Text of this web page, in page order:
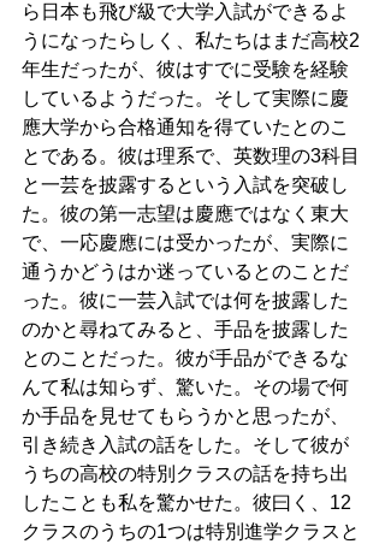
ら日本も飛び級で大学入試ができるよ
うになったらしく、私たちはまだ高校2
年生だったが、彼はすでに受験を経験
しているようだった。そして実際に慶
應大学から合格通知を得ていたとのこ
とである。彼は理系で、英数理の3科目
と一芸を披露するという入試を突破し
た。彼の第一志望は慶應ではなく東大
で、一応慶應には受かったが、実際に
通うかどうはか迷っているとのことだ
った。彼に一芸入試では何を披露した
のかと尋ねてみると、手品を披露した
とのことだった。彼が手品ができるな
んて私は知らず、驚いた。その場で何
か手品を見せてもらうかと思ったが、
引き続き入試の話をした。そして彼が
うちの高校の特別クラスの話を持ち出
したことも私を驚かせた。彼曰く、12
クラスのうちの1つは特別進学クラスと